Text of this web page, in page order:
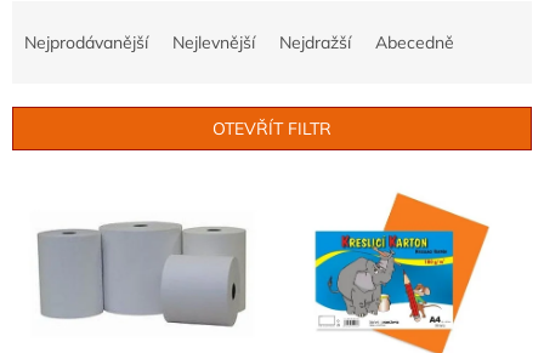
í
Nejprodávanější Nejlevnější Nejdražší Abecedně
OTEVŘÍT FILTR